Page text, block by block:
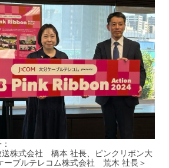
送株式会社 橋本 社長、ピンクリボン大
ブルテレコム株式会社 荒木 社長＞